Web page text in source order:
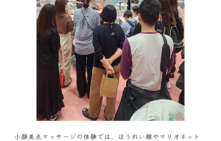
小顔美点マッサージの体験では、ほうれい線やマリオネット